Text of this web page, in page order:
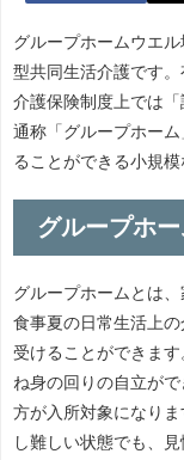
グループホームウエ
型共同生活介護です。
介護保険制度上では「
通称「グループホー
ることができる小規模
グループホ
グループホームとは
食事夏の日常生活上
受けることができま
ね身の回りの自立が
方が入所対象になり
し難しい状態でも、